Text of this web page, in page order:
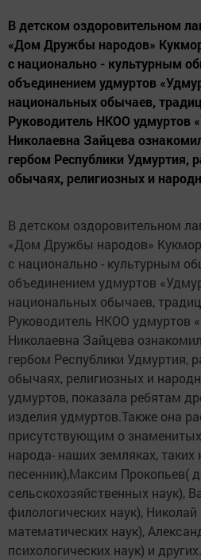
В детском оздоровительном
«Дом Дружбы народов»
с национально - культурным
объединением удмуртов
национальных обычаев,
Руководитель НКОО удмуртов
Николаевна Зайцева
гербом Республики Удмуртия,
обычаях, религиозных и
В детском оздоровительном
«Дом Дружбы народов»
с национально - культурным
объединением удмуртов
национальных обычаев,
Руководитель НКОО удмуртов
Николаевна Зайцева
гербом Республики Удмуртия,
обычаях, религиозных и
удмуртов, показала ребятам
изделия удмуртов.Также она
присутствующим о
народа- наших земляках, таких
песенник),Максим Прокопьев(
сельскохозяйственных наук),
филологических наук),
математических наук),
психологических наук) и